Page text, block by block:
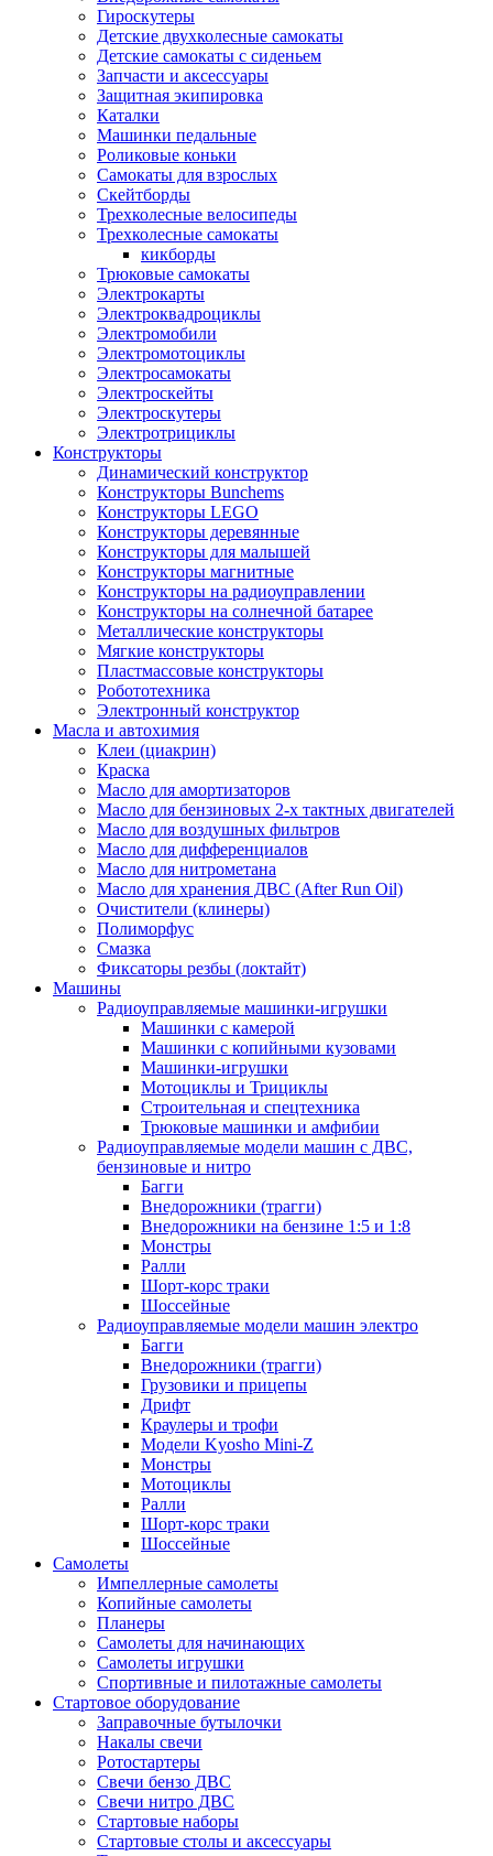
Гироскутеры
Детские двухколесные самокаты
Детские самокаты с сиденьем
Запчасти и аксессуары
Защитная экипировка
Каталки
Машинки педальные
Роликовые коньки
Самокаты для взрослых
Скейтборды
Трехколесные велосипеды
Трехколесные самокаты
кикборды
Трюковые самокаты
Электрокарты
Электроквадроциклы
Электромобили
Электромотоциклы
Электросамокаты
Электроскейты
Электроскутеры
Электротрициклы
Конструкторы
Динамический конструктор
Конструкторы Bunchems
Конструкторы LEGO
Конструкторы деревянные
Конструкторы для малышей
Конструкторы магнитные
Конструкторы на радиоуправлении
Конструкторы на солнечной батарее
Металлические конструкторы
Мягкие конструкторы
Пластмассовые конструкторы
Робототехника
Электронный конструктор
Масла и автохимия
Клеи (циакрин)
Краска
Масло для амортизаторов
Масло для бензиновых 2-х тактных двигателей
Масло для воздушных фильтров
Масло для дифференциалов
Масло для нитрометана
Масло для хранения ДВС (After Run Oil)
Очистители (клинеры)
Полиморфус
Смазка
Фиксаторы резбы (локтайт)
Машины
Радиоуправляемые машинки-игрушки
Машинки с камерой
Машинки с копийными кузовами
Машинки-игрушки
Мотоциклы и Трициклы
Строительная и спецтехника
Трюковые машинки и амфибии
Радиоуправляемые модели машин с ДВС,
бензиновые и нитро
Багги
Внедорожники (трагги)
Внедорожники на бензине 1:5 и 1:8
Монстры
Ралли
Шорт-корс траки
Шоссейные
Радиоуправляемые модели машин электро
Багги
Внедорожники (трагги)
Грузовики и прицепы
Дрифт
Краулеры и трофи
Модели Kyosho Mini-Z
Монстры
Мотоциклы
Ралли
Шорт-корс траки
Шоссейные
Самолеты
Импеллерные самолеты
Копийные самолеты
Планеры
Самолеты для начинающих
Самолеты игрушки
Спортивные и пилотажные самолеты
Стартовое оборудование
Заправочные бутылочки
Накалы свечи
Ротостартеры
Свечи бензо ДВС
Свечи нитро ДВС
Стартовые наборы
Стартовые столы и аксессуары